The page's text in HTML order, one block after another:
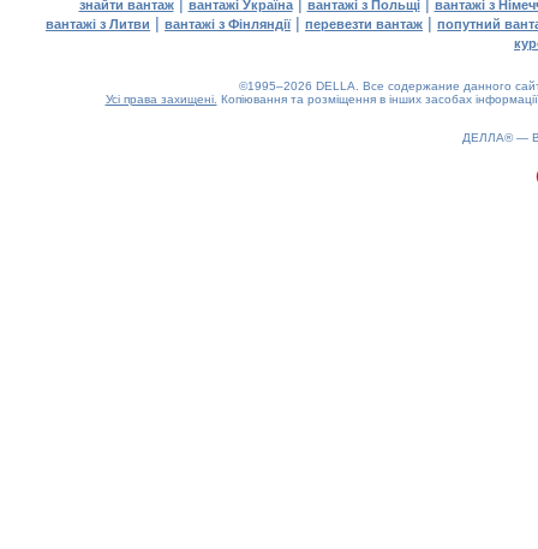
знайти вантаж вантажі Україна вантажі з Польщі
вантажі з
вантажі з Литви | вантажі з Фінляндії| перевезти вантаж | попутний
©1995–2026 DELLA. Все содержание данного
Усі права захищені. Копіювання та розміщення в інших засобах
ДЕЛЛА® —